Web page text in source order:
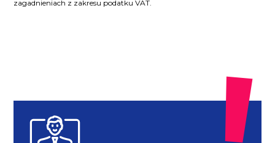
zagadnieniach z zakresu podatku VAT.